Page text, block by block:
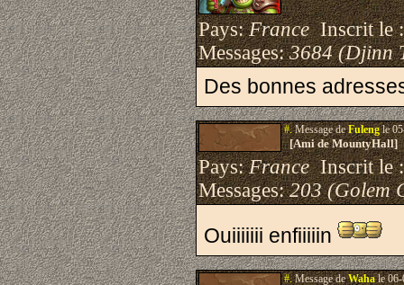
Pays:FranceInscrit le
Messages:3684 (Djinn
Des bonnes
#.Message deFulengle
[Ami de MountyHall]
Pays:FranceInscrit le
Messages:203 (Golem
Ouiiiiiii enfiiiiin
#.Message deWahale 06-